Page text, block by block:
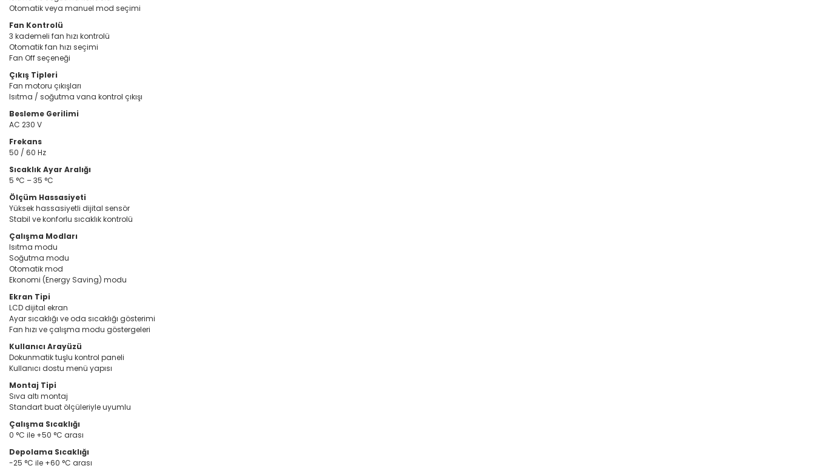
Otomatik veya manuel mod seçimi
Fan Kontrolü
3 kademeli fan hızı kontrolü
Otomatik fan hızı seçimi
Fan Off seçeneği
Çıkış Tipleri
Fan motoru çıkışları
Isıtma / soğutma vana kontrol çıkışı
Besleme Gerilimi
AC 230 V
Frekans
50 / 60 Hz
Sıcaklık Ayar Aralığı
5 °C – 35 °C
Ölçüm Hassasiyeti
Yüksek hassasiyetli dijital sensör
Stabil ve konforlu sıcaklık kontrolü
Çalışma Modları
Isıtma modu
Soğutma modu
Otomatik mod
Ekonomi (Energy Saving) modu
Ekran Tipi
LCD dijital ekran
Ayar sıcaklığı ve oda sıcaklığı gösterimi
Fan hızı ve çalışma modu göstergeleri
Kullanıcı Arayüzü
Dokunmatik tuşlu kontrol paneli
Kullanıcı dostu menü yapısı
Montaj Tipi
Sıva altı montaj
Standart buat ölçüleriyle uyumlu
Çalışma Sıcaklığı
0 °C ile +50 °C arası
Depolama Sıcaklığı
-25 °C ile +60 °C arası